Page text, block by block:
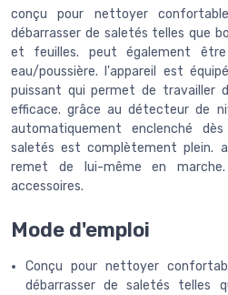
conçu pour nettoyer
débarrasser de saletés telles que
et feuilles. peut également
eau/poussière. l'appareil est
puissant qui permet de travailler
efficace. grâce au détecteur de
automatiquement enclenché
saletés est complètement plein.
remet de lui-même en
accessoires.
Mode d'emploi
Conçu pour nettoyer
débarrasser de saletés telles